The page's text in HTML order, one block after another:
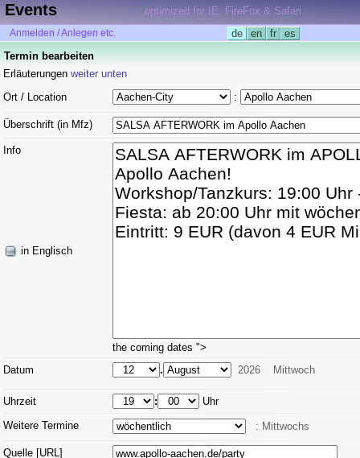
Events optimized for IE, FireFox & Safari
Anmelden / Anlegen etc. de en fr
es
Termin bearbeiten
Erläuterungen weiter unten
Ort / Location
:
Überschrift (in Mfz)
Info
in Englisch
the coming dates ">
Datum
. 2026 Mittwoch
Uhrzeit :
Uhr
Weitere Termine
: Mittwochs
Quelle [URL]